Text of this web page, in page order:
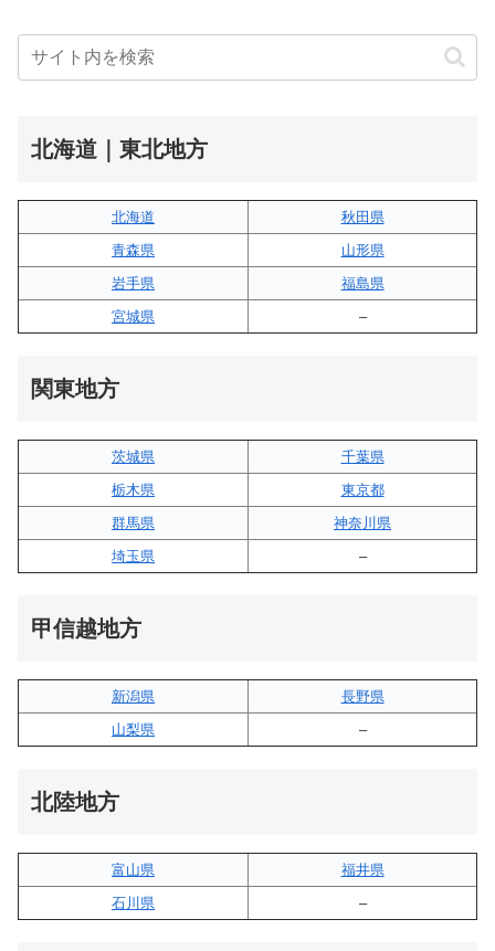
北海道｜東北地方
北海道
秋田県
青森県
山形県
岩手県
福島県
宮城県
–
関東地方
茨城県
千葉県
栃木県
東京都
群馬県
神奈川県
埼玉県
–
甲信越地方
新潟県
長野県
山梨県
–
北陸地方
富山県
福井県
石川県
–